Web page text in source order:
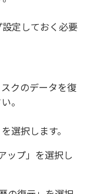
定しておく必要
クのデータを復
。
選択します。
ップ」を選択し